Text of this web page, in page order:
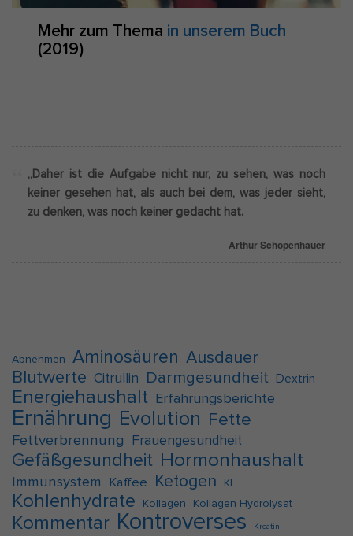
Mehr zum Thema in unserem Buch
(2019)
„Daher ist die Aufgabe nicht nur, zu sehen, was noch
keiner gesehen hat, als auch bei dem, was jeder sieht,
zu denken, was noch keiner gedacht hat.
Arthur Schopenhauer
Abnehmen Aminosäuren Ausdauer
Blutwerte
Citrullin Darmgesundheit Dextrin
Energiehaushalt Erfahrungsberichte
Ernährung Evolution Fette
Fettverbrennung Frauengesundheit
Gefäßgesundheit Hormonhaushalt
Immunsystem Kaffee Ketogen KI
Kohlenhydrate Kollagen Kollagen Hydrolysat
Kommentar Kontroverses Kreatin